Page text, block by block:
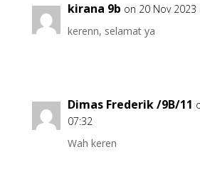
kirana 9b on 20 Nov 2023
kerenn, selamat ya
Dimas Frederik /9B/11
07:32
Wah keren